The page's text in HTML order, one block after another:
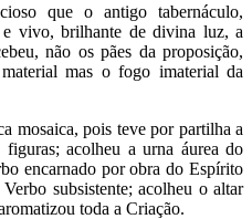
que o antigo tabernáculo,
e vivo, brilhante de divina luz, a
não os pães da proposição,
mas o fogo imaterial da
mosaica, pois teve por partilha a
acolheu a urna áurea do
encarnado por obra do Espírito
subsistente; acolheu o altar
toda a Criação.